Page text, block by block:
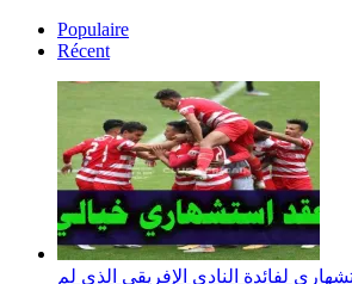
Populaire
Récent
لفائدة النادي الإفريقي الذي لم